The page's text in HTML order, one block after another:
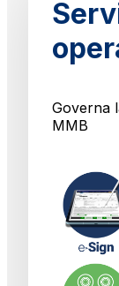
Governa
MMB